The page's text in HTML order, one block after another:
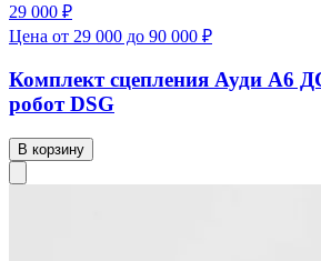
29 000 ₽
Цена от 29 000 до 90 000 ₽
Комплект сцепления Ауди А6
робот DSG
В корзину